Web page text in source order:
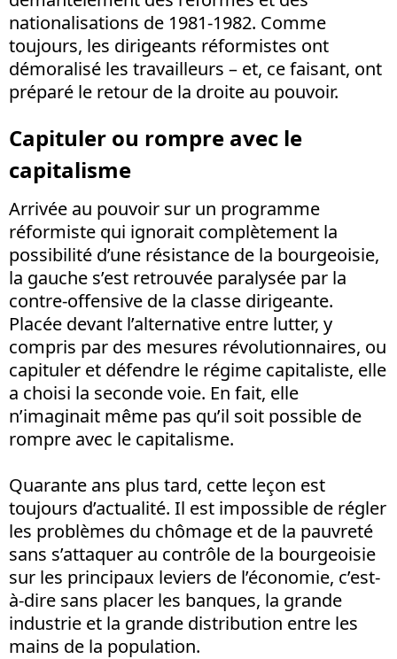
nationalisations de 1981-1982. Comme
toujours, les dirigeants réformistes ont
démoralisé les travailleurs – et, ce faisant, ont
préparé le retour de la droite au pouvoir.
Capituler ou rompre avec le
capitalisme
Arrivée au pouvoir sur un programme
réformiste qui ignorait complètement la
possibilité d’une résistance de la bourgeoisie,
la gauche s’est retrouvée paralysée par la
contre-offensive de la classe dirigeante.
Placée devant l’alternative entre lutter, y
compris par des mesures révolutionnaires, ou
capituler et défendre le régime capitaliste, elle
a choisi la seconde voie. En fait, elle
n’imaginait même pas qu’il soit possible de
rompre avec le capitalisme.
Quarante ans plus tard, cette leçon est
toujours d’actualité. Il est impossible de régler
les problèmes du chômage et de la pauvreté
sans s’attaquer au contrôle de la bourgeoisie
sur les principaux leviers de l’économie, c’est-
à-dire sans placer les banques, la grande
industrie et la grande distribution entre les
mains de la population.